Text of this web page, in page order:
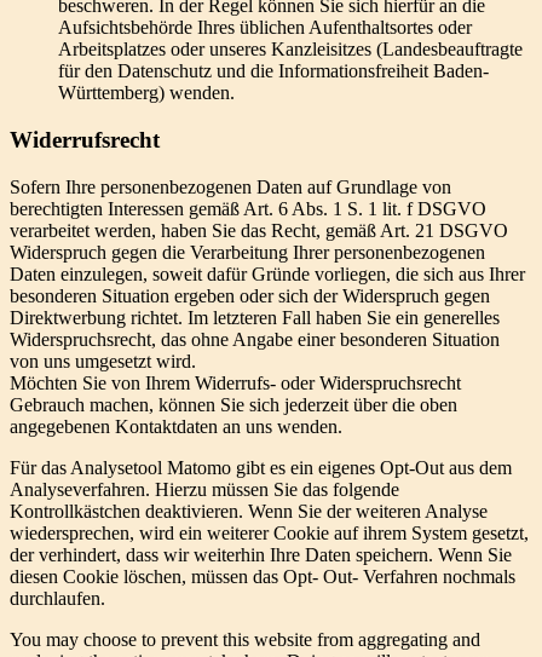
beschweren. In der Regel können Sie sich hierfür an die
Aufsichtsbehörde Ihres üblichen Aufenthaltsortes oder
Arbeitsplatzes oder unseres Kanzleisitzes (Landesbeauftragte
für den Datenschutz und die Informationsfreiheit Baden-
Württemberg) wenden.
Widerrufsrecht
Sofern Ihre personenbezogenen Daten auf Grundlage von
berechtigten Interessen gemäß Art. 6 Abs. 1 S. 1 lit. f DSGVO
verarbeitet werden, haben Sie das Recht, gemäß Art. 21 DSGVO
Widerspruch gegen die Verarbeitung Ihrer personenbezogenen
Daten einzulegen, soweit dafür Gründe vorliegen, die sich aus Ihrer
besonderen Situation ergeben oder sich der Widerspruch gegen
Direktwerbung richtet. Im letzteren Fall haben Sie ein generelles
Widerspruchsrecht, das ohne Angabe einer besonderen Situation
von uns umgesetzt wird.
Möchten Sie von Ihrem Widerrufs- oder Widerspruchsrecht
Gebrauch machen, können Sie sich jederzeit über die oben
angegebenen Kontaktdaten an uns wenden.
Für das Analysetool Matomo gibt es ein eigenes Opt-Out aus dem
Analyseverfahren. Hierzu müssen Sie das folgende
Kontrollkästchen deaktivieren. Wenn Sie der weiteren Analyse
wiedersprechen, wird ein weiterer Cookie auf ihrem System gesetzt,
der verhindert, dass wir weiterhin Ihre Daten speichern. Wenn Sie
diesen Cookie löschen, müssen das Opt- Out- Verfahren nochmals
durchlaufen.
You may choose to prevent this website from aggregating and